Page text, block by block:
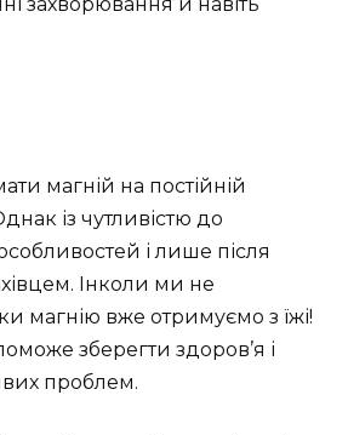
магній на постійній
із чутливістю до
і лише після
Інколи ми не
магнію вже отримуємо з їжі!
зберегти здоров’я і
проблем.